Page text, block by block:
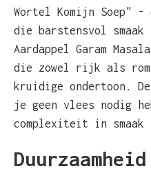
Wortel Komijn Soep" -
die barstensvol
Aardappel Garam
die zowel rijk als
kruidige ondertoon.
je geen vlees nodig
complexiteit in smaak